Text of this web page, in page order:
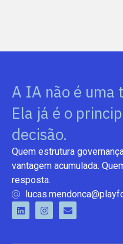
A IA não é uma
Ela já é o
decisão.
Quem estrutura
vantagem acumulada.
resposta.